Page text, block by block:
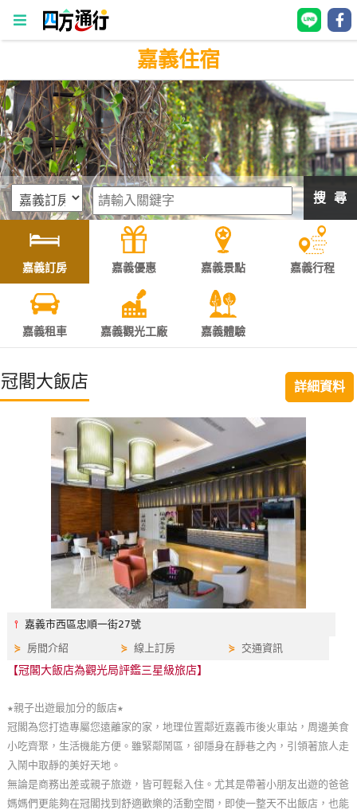
四
方
通
行
訂
房
灣
訂
房
直接跟飯店訂房HOT
特
紅
你
玩
玩
樂
地
圖
嘉義住宿
搜 尋
嘉義訂房 嘉義優惠 嘉義景點 嘉義行程
嘉義租車 嘉義觀光工廠 嘉義體驗
冠閣大飯店 詳細資料
⫯嘉義市西區忠順一街27號
⋟ 房間介紹 ⋟線上訂房 ⋟ 交通資訊
【冠閣大飯店為觀光局評鑑三星級旅店】
★親子出遊最加分的飯店★
冠閣為您打造專屬您遠離家的家，地理位置鄰近嘉義市後火車站，周邊美食
小吃齊聚，生活機能方便。雖緊鄰鬧區，卻隱身在靜巷之內，引領著旅人走
入鬧中取靜的美好天地。
無論是商務出差或親子旅遊，皆可輕鬆入住。尤其是帶著小朋友出遊的爸爸
媽媽們更能夠在冠閣找到舒適歡樂的活動空間，即使一整天不出飯店，也能